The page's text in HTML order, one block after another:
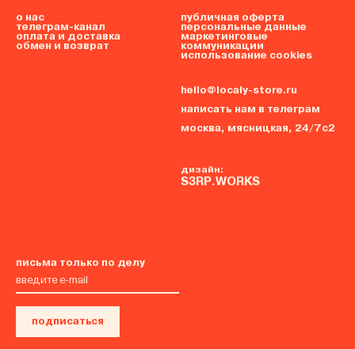
письма только по делу
подписаться
о нас
телеграм-канал
оплата и доставка
обмен и возврат
публичная оферта
персональные данные
маркетинговые
коммуникации
использование cookies
hello@localy-store.ru
написать нам в телеграм
москва, мясницкая, 24/7с2
дизайн:
S3RP.WORKS